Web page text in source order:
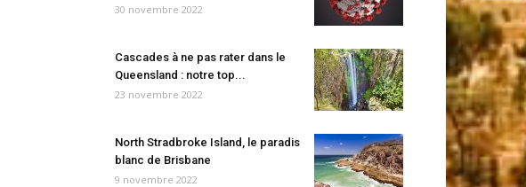
30 novembre 2022
Cascades à ne pas rater dans le
Queensland : notre top...
23 novembre 2022
North Stradbroke Island, le paradis
blanc de Brisbane
9 novembre 2022